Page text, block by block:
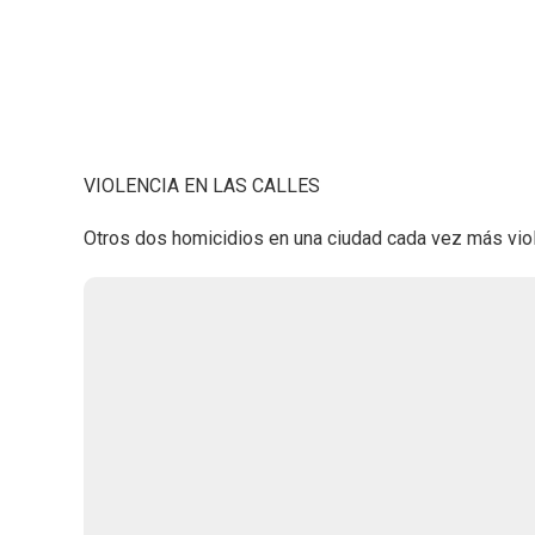
VIOLENCIA EN LAS CALLES
Otros dos homicidios en una ciudad cada vez más